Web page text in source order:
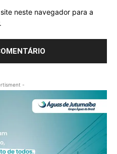
neste navegador para a
-